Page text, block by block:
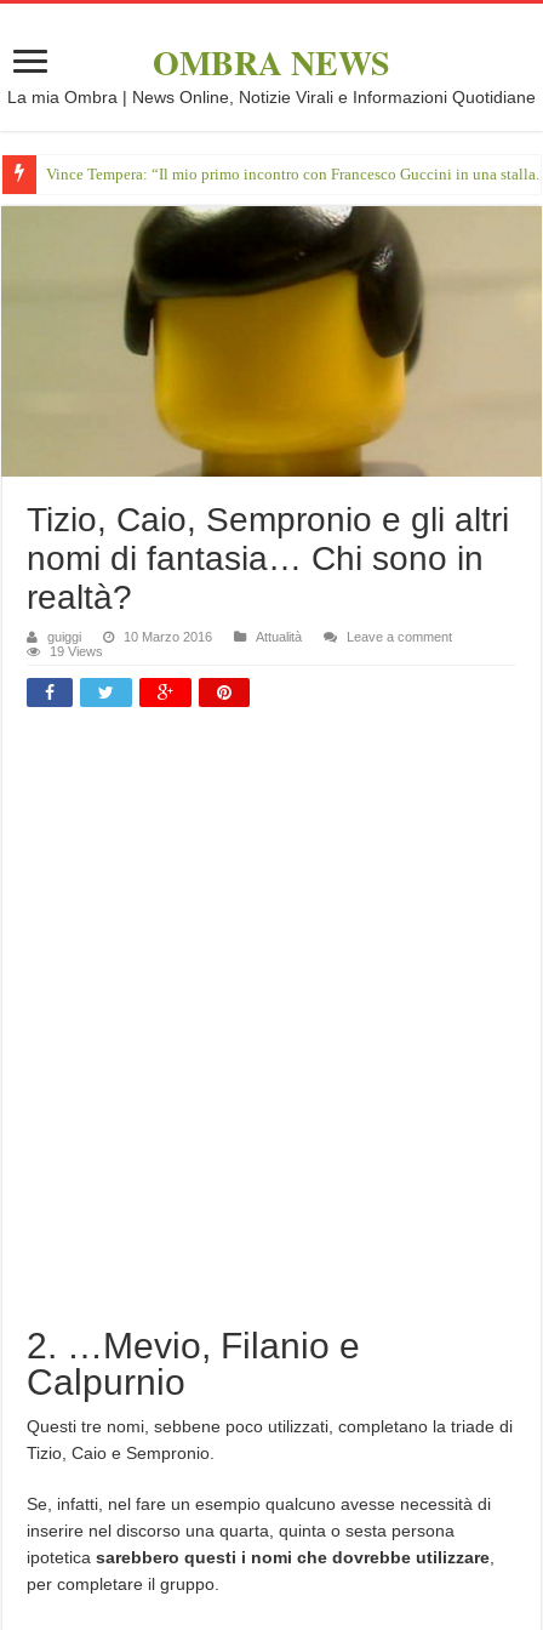
OMBRA NEWS
La mia Ombra | News Online, Notizie Virali e Informazioni Quotidiane
Vince Tempera: “Il mio primo incontro con Francesco Guccini in una
Tizio, Caio, Sempronio e gli altri
nomi di fantasia… Chi sono in
realtà?
guiggi 10 Marzo 2016 Attualità
Leave a comment
19 Views
2. …Mevio, Filanio e
Calpurnio
Questi tre nomi, sebbene poco utilizzati, completano la triade di
Tizio, Caio e Sempronio.
Se, infatti, nel fare un esempio qualcuno avesse necessità di
inserire nel discorso una quarta, quinta o sesta persona
ipoteticasarebbero questi i nomi che dovrebbe utilizzare
per completare il gruppo.